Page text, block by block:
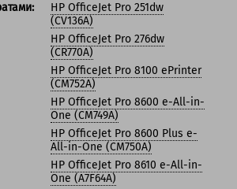
HP OfficeJet Pro 251dw
(CV136A)
HP OfficeJet Pro 276dw
(CR770A)
HP OfficeJet Pro 8100 ePrinter
(CM752A)
HP OfficeJet Pro 8600 e-All-in-
One (CM749A)
HP OfficeJet Pro 8600 Plus e-
All-in-One (CM750A)
HP OfficeJet Pro 8610 e-All-in-
One (A7F64A)